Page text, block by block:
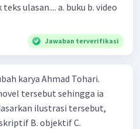
Jawaban terverifikasi
karya Ahmad Tohari.
tersebut sehingga ia
C.